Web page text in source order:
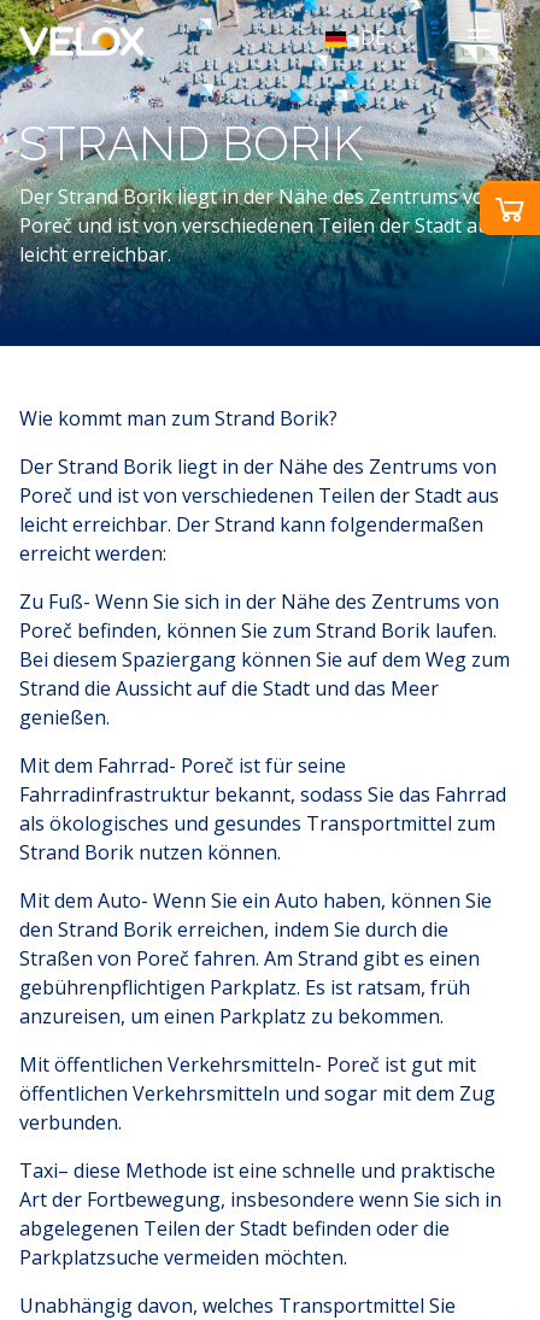
DE
STRAND BORIK
Der Strand Borik liegt in der Nähe des Zentrums von
Poreč und ist von verschiedenen Teilen der Stadt aus
leicht erreichbar.
Wie kommt man zum Strand Borik?
Der Strand Borik liegt in der Nähe des Zentrums von
Poreč und ist von verschiedenen Teilen der Stadt aus
leicht erreichbar. Der Strand kann folgendermaßen
erreicht werden:
Zu Fuß- Wenn Sie sich in der Nähe des Zentrums von
Poreč befinden, können Sie zum Strand Borik laufen.
Bei diesem Spaziergang können Sie auf dem Weg zum
Strand die Aussicht auf die Stadt und das Meer
genießen.
Mit dem Fahrrad- Poreč ist für seine
Fahrradinfrastruktur bekannt, sodass Sie das Fahrrad
als ökologisches und gesundes Transportmittel zum
Strand Borik nutzen können.
Mit dem Auto- Wenn Sie ein Auto haben, können Sie
den Strand Borik erreichen, indem Sie durch die
Straßen von Poreč fahren. Am Strand gibt es einen
gebührenpflichtigen Parkplatz. Es ist ratsam, früh
anzureisen, um einen Parkplatz zu bekommen.
Mit öffentlichen Verkehrsmitteln- Poreč ist gut mit
öffentlichen Verkehrsmitteln und sogar mit dem Zug
verbunden.
Taxi– diese Methode ist eine schnelle und praktische
Art der Fortbewegung, insbesondere wenn Sie sich in
abgelegenen Teilen der Stadt befinden oder die
Parkplatzsuche vermeiden möchten.
Unabhängig davon, welches Transportmittel Sie